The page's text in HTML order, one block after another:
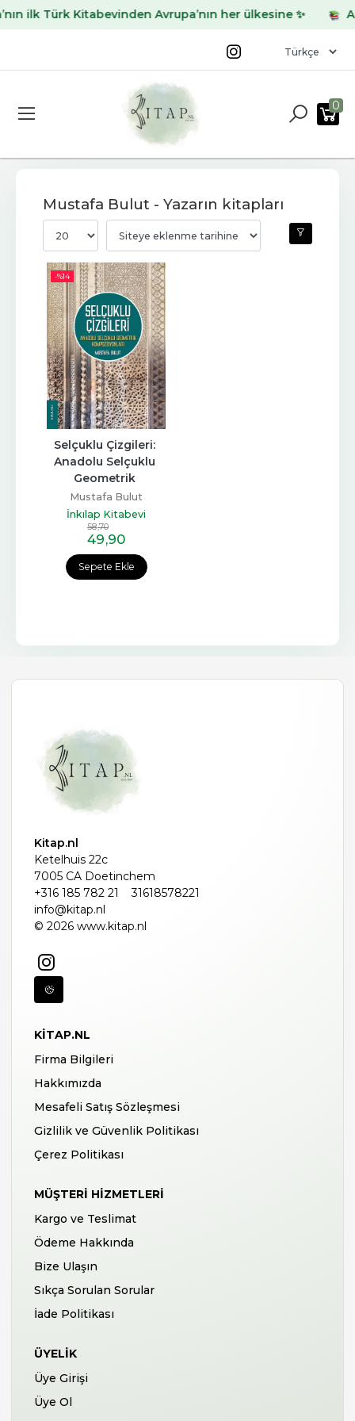
ilk Türk Kitabevinden Avrupa’nın her ülkesine ✨
0
Mustafa Bulut - Yazarın kitapları
-%14
Sepete Ekle
Selçuklu Çizgileri:
Anadolu Selçuklu
Geometrik
Kompozisyonları
Mustafa Bulut
İnkılap Kitabevi
58,70
49,90
Kitap.nl
Ketelhuis 22c
7005 CA Doetinchem
+316 185 782 21
31618578221
info@kitap.nl
© 2026 www.kitap.nl
KITAP.NL
Firma Bilgileri
Hakkımızda
Mesafeli Satış Sözleşmesi
Gizlilik ve Güvenlik Politikası
Çerez Politikası
MÜŞTERI HIZMETLERI
Kargo ve Teslimat
Ödeme Hakkında
Bize Ulaşın
Sıkça Sorulan Sorular
İade Politikası
ÜYELIK
Üye Girişi
Üye Ol